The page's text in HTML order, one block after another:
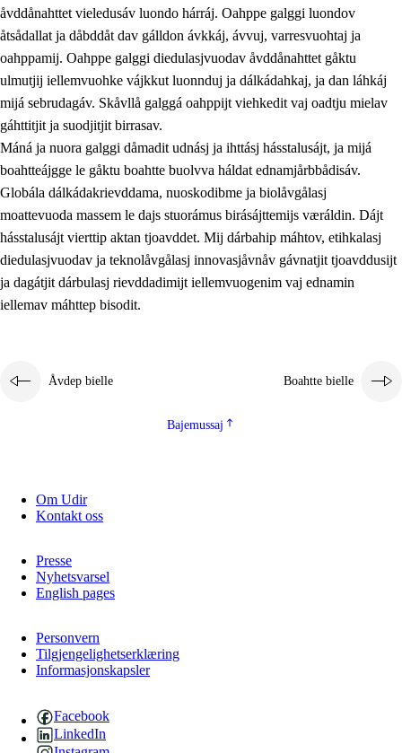
1. Åhpadusá árvvovuodo
1.1 Almasjárvvo
1.2 Identitiehtta ja kultuvralasj moattevuohta
1.3 Lájttális ájádallam ja estetihkalasj diedulasjvuohta
1.4 Dahkamávvo, berustibme ja diehtemvájnogisvuohta
1.5 Vieledus luonnduj ja birásdiedulasjvuohta
1.6 Demokratijja ja oassálasstem
åvddånahttet vieledusáv luondo hárráj. Oahppe galggi luondov
åtsådallat ja dåbddåt dav gálldon ávkkáj, ávvuj, varresvuohtaj ja
oahppamij. Oahppe galggi diedulasjvuodav åvddånahttet gåktu
ulmutjij iellemvuohke vájkkut luonnduj ja dálkádahkaj, ja dan láhkáj
mijá sebrudagáv. Skåvllå galggá oahppijt viehkedit vaj oadtju mielav
gáhttitjit ja suodjitjit birrasav.
Máná ja nuora galggi dåmadit udnásj ja ihttásj hásstalusájt, ja mijá
boahtteájgge le gåktu boahtte buolvva háldat ednamjårbbådisáv.
Globála dálkádakrievddama, nuoskodibme ja biolåvgålasj
moattevuoda massem le dajs stuorámus birásájttemijs væráldin. Dájt
hásstalusájt vierttip aktan tjoavddet. Mij dárbahip máhtov, etihkalasj
diedulasjvuodav ja teknolåvgålasj innovasjåvnåv gávnatjit tjoavddusijt
ja dagátjit dárbulasj rievddadimijt iellemvuogenim vaj ednamin
iellemav máhttep bisodit.
Åvdep bielle Boahtte bielle
Bajemussaj
Om Udir
Kontakt oss
Presse
Nyhetsvarsel
English pages
Personvern
Tilgjengelighetserklæring
Informasjonskapsler
Facebook
LinkedIn